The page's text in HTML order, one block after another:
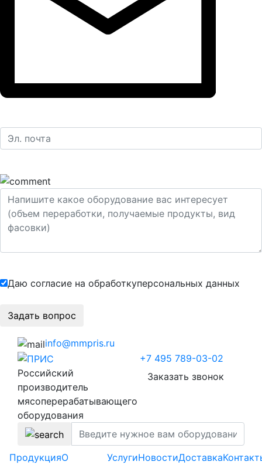
Даю согласие на обработкуперсональных данных
info@mmpris.ru
Российский
производитель
мясоперерабатывающего
оборудования
+7 495 789-03-02
Заказать звонок
ПродукцияО
УслугиНовостиДоставка